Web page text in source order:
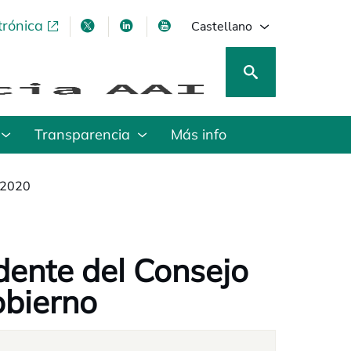
abre en una pestaña nueva
se abre en una pestaña nueva
se abre en una pestaña nueva
se abre en una pestaña
Castellano
Transparencia Más info
del Consejo